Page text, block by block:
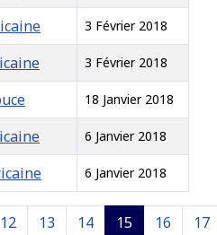
3 Février 2018
3 Février 2018
18 Janvier 2018
6 Janvier 2018
6 Janvier 2018
Page 15 sur 26
12 13 14 15 16 17